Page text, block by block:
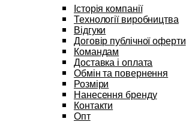
Історія компанії
Технології виробництва
Відгуки
Договір публічної оферти
Командам
Доставка і оплата
Обмін та повернення
Розміри
Нанесення бренду
Контакти
Опт